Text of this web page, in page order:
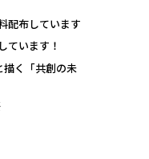
配布しています
ています！
描く「共創の未